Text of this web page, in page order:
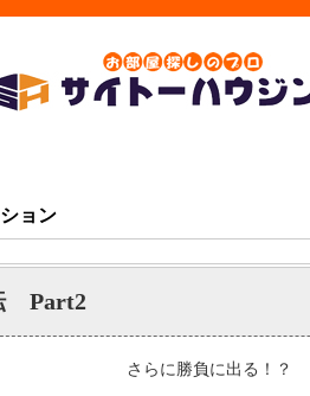
ョン
Part2
さらに勝負に出る！？